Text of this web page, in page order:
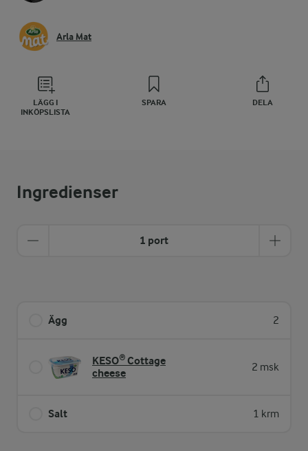
Arla Mat
LÄGG I
INKÖPSLISTA
SPARA DELA
Ingredienser
1 port
Ägg 2
KESO® Cottage
cheese
2 msk
Salt 1 krm